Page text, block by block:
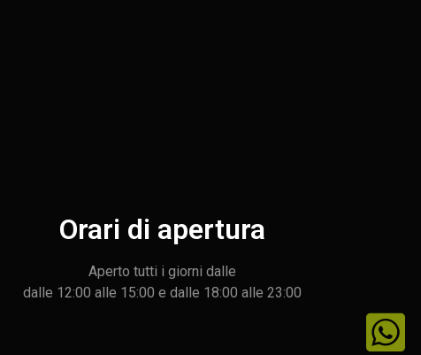
Orari di apertura
Aperto tutti i giorni dalle
dalle 12:00 alle 15:00 e dalle 18:00 alle 23:00